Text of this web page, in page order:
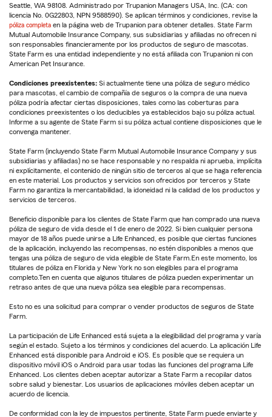
Seattle, WA 98108. Administrado por Trupanion Managers USA, Inc. (CA: con
licencia No. 0G22803, NPN 9588590). Se aplican términos y condiciones, revise la
póliza completa en la página web de Trupanion para obtener detalles. State Farm
Mutual Automobile Insurance Company, sus subsidiarias y afiliadas no ofrecen ni
son responsables financieramente por los productos de seguro de mascotas.
State Farm es una entidad independiente y no está afiliada con Trupanion ni con
American Pet Insurance.
Condiciones preexistentes: Si actualmente tiene una póliza de seguro médico
para mascotas, el cambio de compañía de seguros o la compra de una nueva
póliza podría afectar ciertas disposiciones, tales como las coberturas para
condiciones preexistentes o los deducibles ya establecidos bajo su póliza actual.
Informe a su agente de State Farm si su póliza actual contiene disposiciones que le
convenga mantener.
State Farm (incluyendo State Farm Mutual Automobile Insurance Company y sus
subsidiarias y afiliadas) no se hace responsable y no respalda ni aprueba, implícita
ni explícitamente, el contenido de ningún sitio de terceros al que se haga referencia
en este material. Los productos y servicios son ofrecidos por terceros y State
Farm no garantiza la mercantabilidad, la idoneidad ni la calidad de los productos y
servicios de terceros.
Beneficio disponible para los clientes de State Farm que han comprado una nueva
póliza de seguro de vida desde el 1 de enero de 2022. Si bien cualquier persona
mayor de 18 años puede unirse a Life Enhanced, es posible que ciertas funciones
de la aplicación, incluyendo las recompensas, no estén disponibles a menos que
tengas una póliza de seguro de vida elegible de State Farm.En este momento, los
titulares de póliza en Florida y New York no son elegibles para el programa
completo.Ten en cuenta que algunos titulares de póliza pueden experimentar un
retraso antes de que una nueva póliza sea elegible para recompensas.
Esto no es una solicitud para comprar o vender productos de seguros de State
Farm.
La participación de Life Enhanced está sujeta a la elegibilidad del programa y varía
según el estado. Sujeto a los términos y condiciones del acuerdo. La aplicación Life
Enhanced está disponible para Android e iOS. Es posible que se requiera un
dispositivo móvil iOS o Android para usar todas las funciones del programa Life
Enhanced. Los clientes deben aceptar autorizar a State Farm a recopilar datos
sobre salud y bienestar. Los usuarios de aplicaciones móviles deben aceptar un
acuerdo de licencia.
De conformidad con la ley de impuestos pertinente, State Farm puede enviarte y